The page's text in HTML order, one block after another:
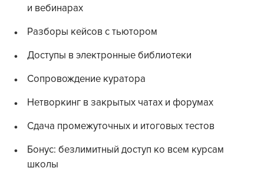
и вебинарах
Разборы кейсов с тьютором
Доступы в электронные библиотеки
Сопровождение куратора
Нетворкинг в закрытых чатах и форумах
Сдача промежуточных и итоговых тестов
Бонус: безлимитный доступ ко всем курсам
школы